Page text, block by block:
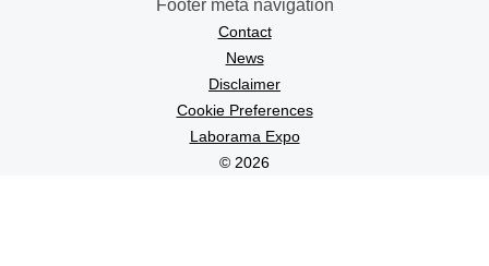
Footer meta navigation
Contact
News
Disclaimer
Cookie Preferences
Laborama Expo
© 2026